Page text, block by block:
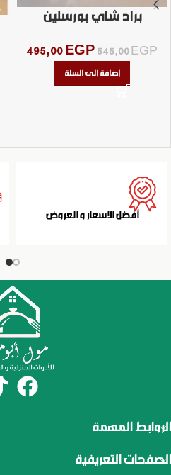
براد شاي بورسلين
545,00EGP
495,00 EGP
إضافة إلى السلة
أفضل الاسعار و العروض
الروابط المهمة
الصفحات التعريفية